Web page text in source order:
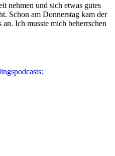
nehmen und sich etwas gutes
Schon am Donnerstag kam der
Ich musste mich beherrschen